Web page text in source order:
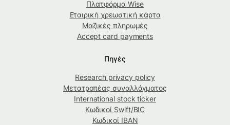
Πλατφόρμα Wise
Εταιρική χρεωστική κάρτα
Μαζικές πληρωμές
Accept card payments
Πηγές
Research privacy policy
Μετατροπέας συναλλάγματος
International stock ticker
Κωδικοί Swift/BIC
Κωδικοί IBAN